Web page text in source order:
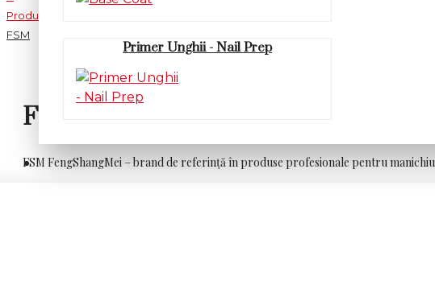
Primer Unghii - Nail Prep
OJA SEMIPERMANENTA
Producător
FSM
FSM
FSM FengShangMei – brand de referință în produse profesionale pentru
FSM FengShangMei este un brand dedicat excelenței în
de unghii și saloanelor de înfrumusețare moderne. Sub
Brandul FSM FengShangMei este construit pe o filozofie clară:
conceput pentru a susține munca profesionistului, pentru a oferi